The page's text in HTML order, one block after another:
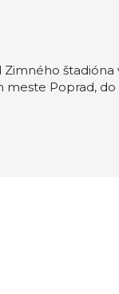
štadióna
meste Poprad,